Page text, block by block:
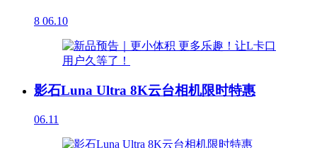
8 06.10
影石Luna Ultra 8K云台相机限时特惠
06.11